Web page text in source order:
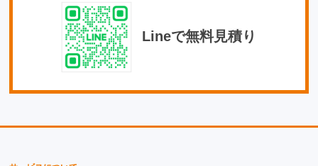
Lineで無料見積り